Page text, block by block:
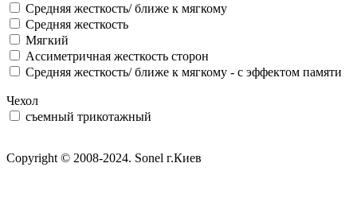
Средняя жесткость/ ближе к мягкому
Средняя жесткость
Мягкий
Ассиметричная жесткость сторон
Средняя жесткость/ ближе к мягкому - с эффектом памяти
Чехол
съемный трикотажный
Copyright © 2008-2024. Sonel г.Киев